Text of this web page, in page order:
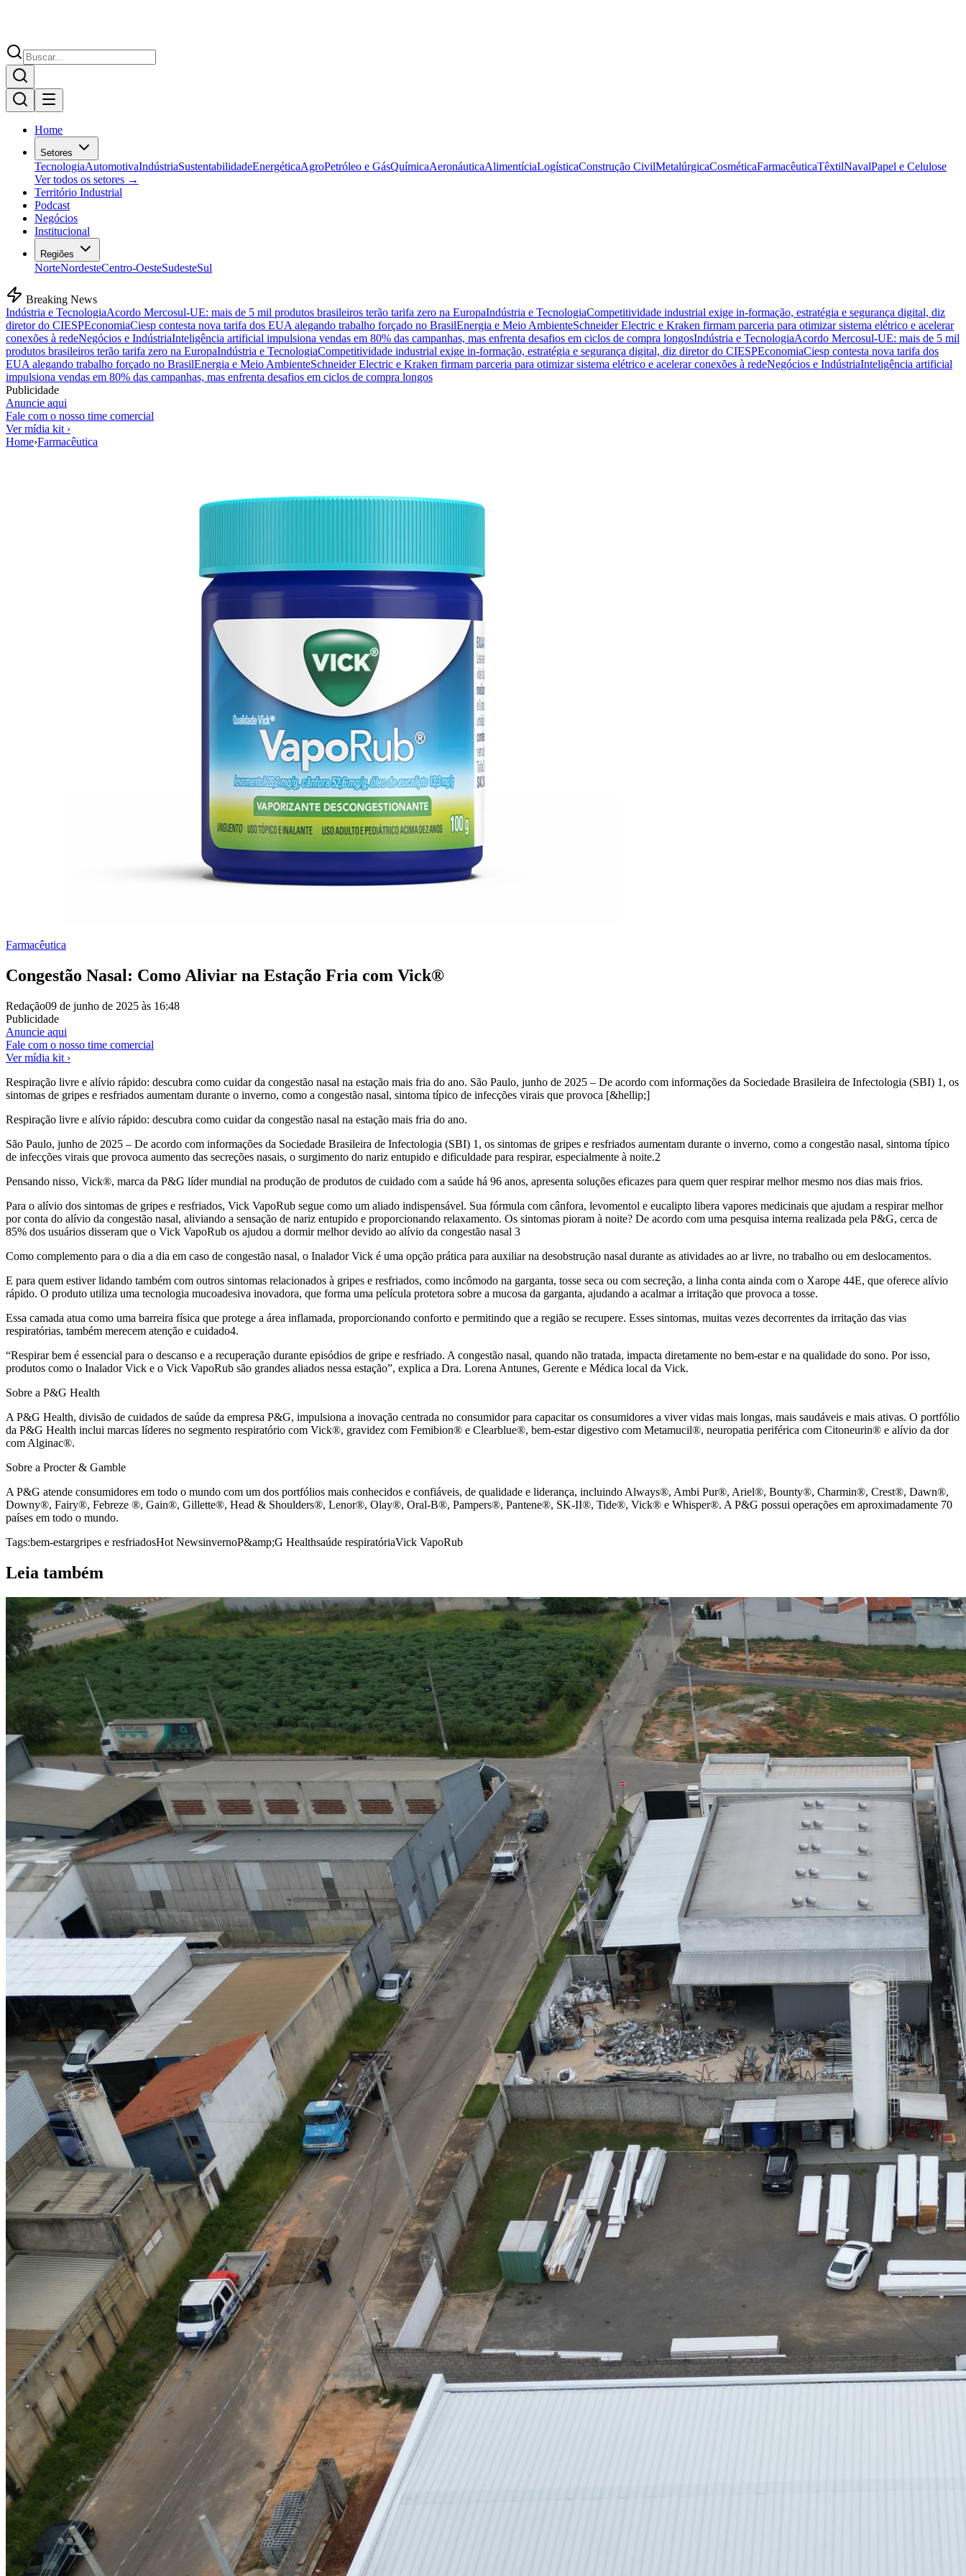
Home
Setores
TecnologiaAutomotivaIndústriaSustentabilidadeEnergéticaAgroPetróleo e GásQuímicaAeronáuticaAlimentíciaLogísticaConstrução CivilMetalúrgicaCosméticaFarmacêuticaTêxtilNavalPapel e Celulose
Ver todos os setores →
Território Industrial
Podcast
Negócios
Institucional
Regiões
NorteNordesteCentro-OesteSudesteSul
Breaking News
Indústria e TecnologiaAcordo Mercosul-UE: mais de 5 mil produtos brasileiros terão tarifa zero na EuropaIndústria e TecnologiaCompetitividade industrial exige in-formação, estratégia e segurança digital, diz
diretor do CIESPEconomiaCiesp contesta nova tarifa dos EUA alegando trabalho forçado no BrasilEnergia e Meio AmbienteSchneider Electric e Kraken firmam parceria para otimizar sistema elétrico e acelerar
conexões à redeNegócios e IndústriaInteligência artificial impulsiona vendas em 80% das campanhas, mas enfrenta desafios em ciclos de compra longosIndústria e TecnologiaAcordo Mercosul-UE: mais de 5 mil
produtos brasileiros terão tarifa zero na EuropaIndústria e TecnologiaCompetitividade industrial exige in-formação, estratégia e segurança digital, diz diretor do CIESPEconomiaCiesp contesta nova tarifa dos
EUA alegando trabalho forçado no BrasilEnergia e Meio AmbienteSchneider Electric e Kraken firmam parceria para otimizar sistema elétrico e acelerar conexões à redeNegócios e IndústriaInteligência artificial
impulsiona vendas em 80% das campanhas, mas enfrenta desafios em ciclos de compra longos
Publicidade
Anuncie aqui
Fale com o nosso time comercial
Ver mídia kit ›
Home›Farmacêutica
Farmacêutica
Congestão Nasal: Como Aliviar na Estação Fria com Vick®
Redação09 de junho de 2025 às 16:48
Publicidade
Anuncie aqui
Fale com o nosso time comercial
Ver mídia kit ›
Respiração livre e alívio rápido: descubra como cuidar da congestão nasal na estação mais fria do ano. São Paulo, junho de 2025 – De acordo com informações da Sociedade Brasileira de Infectologia (SBI) 1, os
sintomas de gripes e resfriados aumentam durante o inverno, como a congestão nasal, sintoma típico de infecções virais que provoca [&hellip;]
Respiração livre e alívio rápido: descubra como cuidar da congestão nasal na estação mais fria do ano.
São Paulo, junho de 2025 – De acordo com informações da Sociedade Brasileira de Infectologia (SBI) 1, os sintomas de gripes e resfriados aumentam durante o inverno, como a congestão nasal, sintoma típico
de infecções virais que provoca aumento das secreções nasais, o surgimento do nariz entupido e dificuldade para respirar, especialmente à noite.2
Pensando nisso, Vick®, marca da P&G líder mundial na produção de produtos de cuidado com a saúde há 96 anos, apresenta soluções eficazes para quem quer respirar melhor mesmo nos dias mais frios.
Para o alívio dos sintomas de gripes e resfriados, Vick VapoRub segue como um aliado indispensável. Sua fórmula com cânfora, levomentol e eucalipto libera vapores medicinais que ajudam a respirar melhor
por conta do alívio da congestão nasal, aliviando a sensação de nariz entupido e proporcionando relaxamento. Os sintomas pioram à noite? De acordo com uma pesquisa interna realizada pela P&G, cerca de
85% dos usuários disseram que o Vick VapoRub os ajudou a dormir melhor devido ao alívio da congestão nasal 3
Como complemento para o dia a dia em caso de congestão nasal, o Inalador Vick é uma opção prática para auxiliar na desobstrução nasal durante as atividades ao ar livre, no trabalho ou em deslocamentos.
E para quem estiver lidando também com outros sintomas relacionados à gripes e resfriados, como incômodo na garganta, tosse seca ou com secreção, a linha conta ainda com o Xarope 44E, que oferece alívio
rápido. O produto utiliza uma tecnologia mucoadesiva inovadora, que forma uma película protetora sobre a mucosa da garganta, ajudando a acalmar a irritação que provoca a tosse.
Essa camada atua como uma barreira física que protege a área inflamada, proporcionando conforto e permitindo que a região se recupere. Esses sintomas, muitas vezes decorrentes da irritação das vias
respiratórias, também merecem atenção e cuidado4.
“Respirar bem é essencial para o descanso e a recuperação durante episódios de gripe e resfriado. A congestão nasal, quando não tratada, impacta diretamente no bem-estar e na qualidade do sono. Por isso,
produtos como o Inalador Vick e o Vick VapoRub são grandes aliados nessa estação”, explica a Dra. Lorena Antunes, Gerente e Médica local da Vick.
Sobre a P&G Health
A P&G Health, divisão de cuidados de saúde da empresa P&G, impulsiona a inovação centrada no consumidor para capacitar os consumidores a viver vidas mais longas, mais saudáveis e mais ativas. O portfólio
da P&G Health inclui marcas líderes no segmento respiratório com Vick®, gravidez com Femibion® e Clearblue®, bem-estar digestivo com Metamucil®, neuropatia periférica com Citoneurin® e alívio da dor
com Alginac®.
Sobre a Procter & Gamble
A P&G atende consumidores em todo o mundo com um dos portfólios mais conhecidos e confiáveis, de qualidade e liderança, incluindo Always®, Ambi Pur®, Ariel®, Bounty®, Charmin®, Crest®, Dawn®,
Downy®, Fairy®, Febreze ®, Gain®, Gillette®, Head & Shoulders®, Lenor®, Olay®, Oral-B®, Pampers®, Pantene®, SK-II®, Tide®, Vick® e Whisper®. A P&G possui operações em aproximadamente 70
países em todo o mundo.
Tags:bem-estargripes e resfriadosHot NewsinvernoP&amp;G Healthsaúde respiratóriaVick VapoRub
Leia também